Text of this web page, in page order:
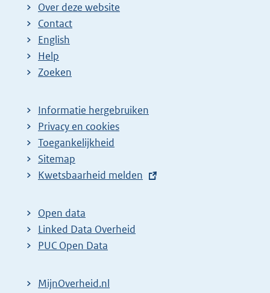
g
n
a
o
r
e
u
Over deze website
Contact
English
Help
Zoeken
Informatie hergebruiken
Privacy en cookies
Toegankelijkheid
Sitemap
E
t
e
r
l
Kwetsbaarheid melden
Open data
Linked Data Overheid
PUC Open Data
MijnOverheid.nl